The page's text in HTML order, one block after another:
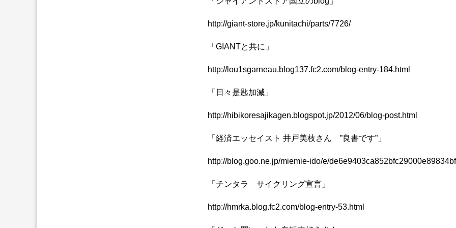
http://giant-store.jp/kunitachi/parts/7726/
「GIANTと共に」
http://lou1sgarneau.blog137.fc2.com/blog-entry-184.html
「日々是匙加減」
http://hibikoresajikagen.blogspot.jp/2012/06/blog-post.html
「経済エッセイスト 井戸美枝さん ”良書です”」
http://blog.goo.ne.jp/miemie-ido/e/
「チンタラ サイクリング宣言」
http://hmrka.blog.fc2.com/blog-entry-53.html